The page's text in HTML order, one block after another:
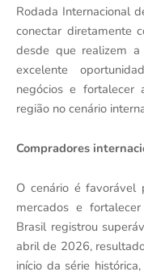
Rodada Internacional
conectar diretamente
desde que realizem a
excelente
negócios e fortalecer
região no cenário
Compradores
O cenário é favorável
mercados e
Brasil registrou
abril de 2026,
início da série